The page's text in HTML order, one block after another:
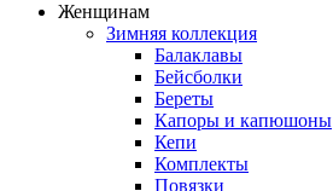
Женщинам
Зимняя коллекция
Балаклавы
Бейсболки
Береты
Капоры и капюшоны
Кепи
Комплекты
Повязки